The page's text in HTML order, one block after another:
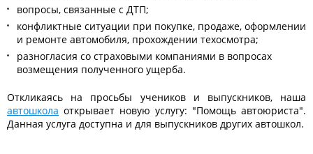
вопросы, связанные с ДТП;
конфликтные ситуации при покупке, продаже, оформлении
и ремонте автомобиля, прохождении техосмотра;
разногласия со страховыми компаниями в вопросах
возмещения полученного ущерба.
Откликаясь на просьбы учеников и выпускников, наша
автошкола открывает новую услугу: "Помощь автоюриста".
Данная услуга доступна и для выпускников других автошкол.